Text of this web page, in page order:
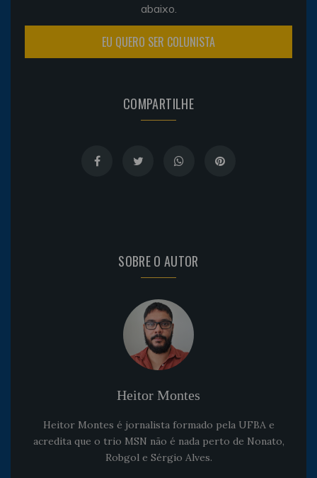
abaixo.
EU QUERO SER COLUNISTA
COMPARTILHE
SOBRE O AUTOR
Heitor Montes
Heitor Montes é jornalista formado pela UFBA e
acredita que o trio MSN não é nada perto de Nonato,
Robgol e Sérgio Alves.